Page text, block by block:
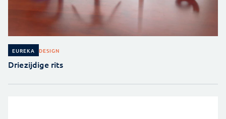
EUREKA DESIGN
Driezijdige rits